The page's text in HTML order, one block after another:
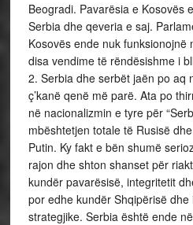
Beogradi. Pavarësia e Kosovës
Serbia dhe qeveria e saj.
Kosovës ende nuk funksionojnë
disa vendime të rëndësishme i
2. Serbia dhe serbët jaën po aq
ç’kanë qenë më parë. Ata po
në nacionalizmin e tyre për
mbështetjen totale të Rusisë
Putin. Ky fakt e bën shumë
rajon dhe shton shanset për
kundër pavarësisë, integritetit
por edhe kundër Shqipërisë
strategjike. Serbia është ende